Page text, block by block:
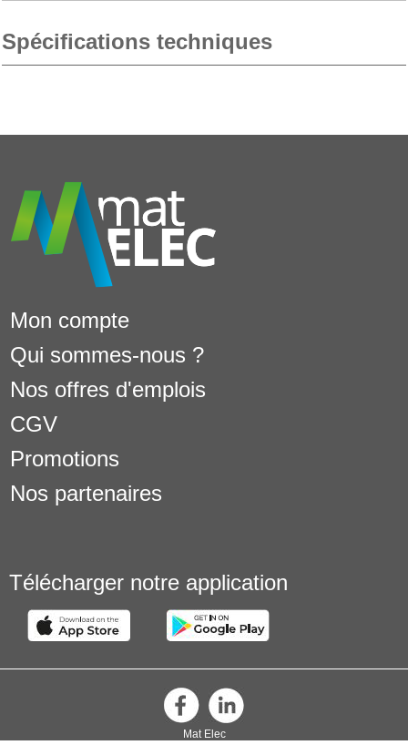
Spécifications techniques
Mon compte
Qui sommes-nous ?
Nos offres d'emplois
CGV
Promotions
Nos partenaires
Télécharger notre application
Mat Elec